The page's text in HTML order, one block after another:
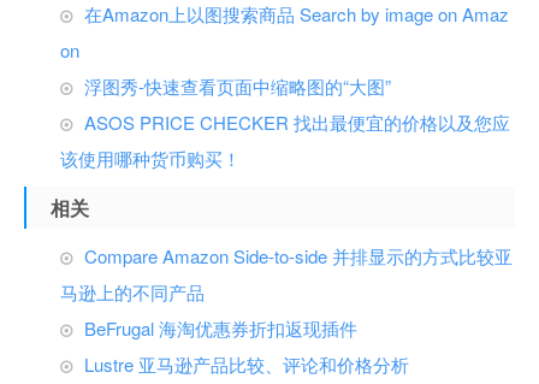
在Amazon上以图搜索商品 Search by image on Amaz
on
浮图秀-快速查看页面中缩略图的“大图”
ASOS PRICE CHECKER 找出最便宜的价格以及您应
该使用哪种货币购买！
相关
Compare Amazon Side-to-side 并排显示的方式比较亚
马逊上的不同产品
BeFrugal 海淘优惠券折扣返现插件
Lustre 亚马逊产品比较、评论和价格分析